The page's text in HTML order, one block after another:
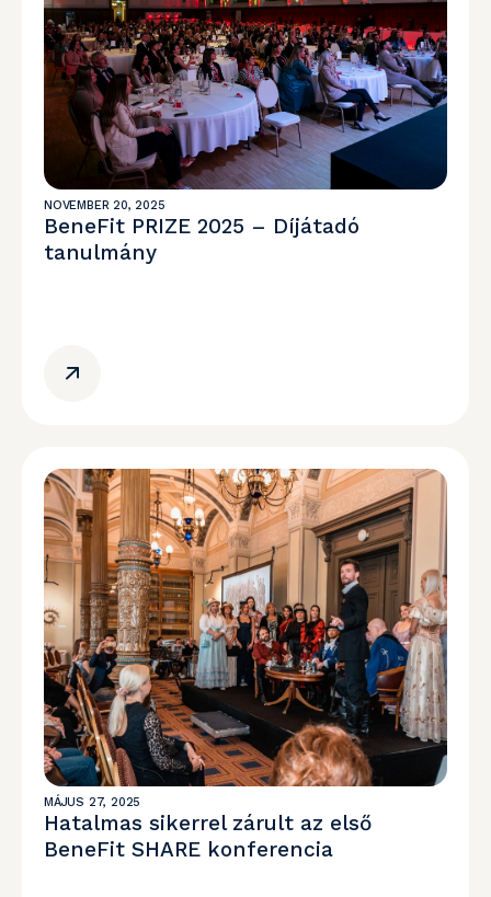
NOVEMBER 20, 2025
BeneFit PRIZE 2025 – Díjátadó
tanulmány
MÁJUS 27, 2025
Hatalmas sikerrel zárult az első
BeneFit SHARE konferencia